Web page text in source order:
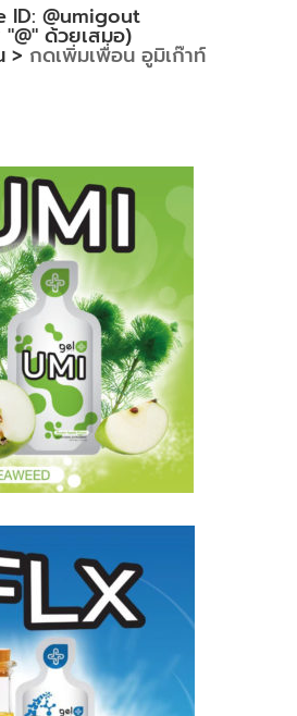
ID: @umigout
"@" ด้วยเสมอ)
> กดเพิ่มเพื่อน อูมิเก๊าท์